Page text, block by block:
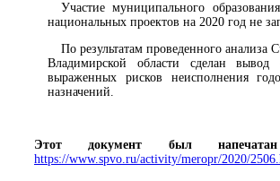
Участие муниципального
национальных проектов на 2020 год не
По результатам проведенного анализа
Владимирской области сделан вывод
выраженных рисков неисполнения
назначений.
Этот документ был
https://www.spvo.ru/activity/meropr/2020/